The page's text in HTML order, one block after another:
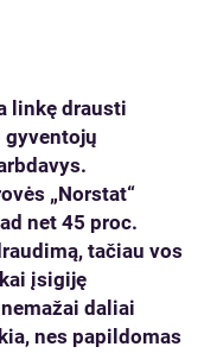
linkę drausti
gyventojų
„Norstat“
net 45 proc.
tačiau vos
įsigiję
daliai
nes papildomas